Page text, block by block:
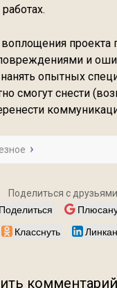
проекта
и
опытных
смогут снести
Поделиться с
Поделиться
Класснуть
комментарий